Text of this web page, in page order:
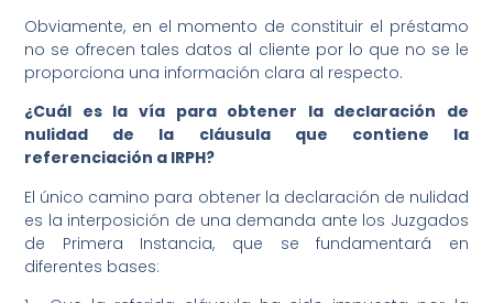
Obviamente, en el momento de constituir el préstamo
no se ofrecen tales datos al cliente por lo que no se le
proporciona una información clara al respecto.
¿Cuál es la vía para obtener la declaración de
nulidad de la cláusula que contiene la
referenciación a IRPH?
El único camino para obtener la declaración de nulidad
es la interposición de una demanda ante los Juzgados
de Primera Instancia, que se fundamentará en
diferentes bases: